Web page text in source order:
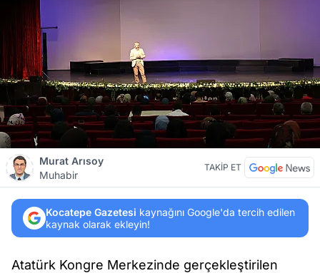
Murat Arısoy
Muhabir
TAKİP ET
Kocatepe Gazetesi kaynağını Google'da tercih edilen
kaynak olarak ekleyin!
Atatürk Kongre Merkezinde gerçekleştirilen